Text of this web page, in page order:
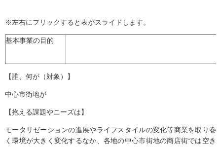
※左右にフリックすると表がスライドします。
基本事業の目的
【誰、何が（対象）】
中心市街地が
【抱える課題やニーズは】
モータリゼーションの進展やライフスタイルの変化等商業を取り巻
く環境が大きく変化するなか、各地の中心市街地の商店街では空き